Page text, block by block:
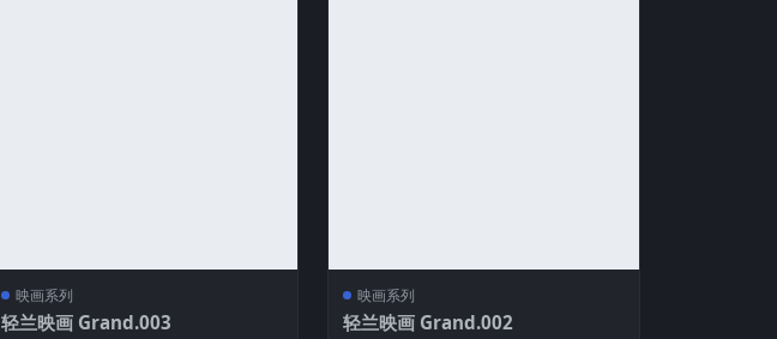
映画系列
轻兰映画 Grand.003
映画系列
轻兰映画 Grand.002